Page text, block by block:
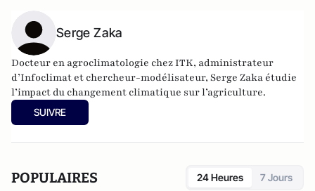
Serge Zaka
Docteur en agroclimatologie chez ITK, administrateur
d’Infoclimat et chercheur-modélisateur, Serge Zaka étudie
l’impact du changement climatique sur l’agriculture.
SUIVRE
POPULAIRES 24 Heures 7 Jours